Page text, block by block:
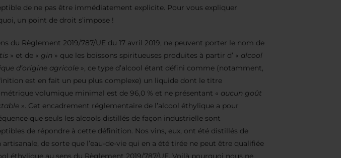
de ne pas être immédiatement explicite. Pour vous expliquer
un point de droit s’impose !
du Règlement 2019/787/UE du 17 avril 2019, ne peuvent porter le nom de
» et de « gin » que les boissons spiritueuses produites à partir d’ « alcool
d’origine agricole », ce type d’alcool étant défini comme (notamment,
est en fait un peu plus complexe) un liquide dont le titre
volumique minimal est de 96,0 % et ne présentant « aucun goût
». Cet encadrement réglementaire de l’alcool éthylique a pour
que seuls les alcools distillés de façon industrielle sont
de répondre à cette définition. Nos vins, eux, ont été distillés de
artisanale, de sorte que l’eau-de-vie qui en a été tirée ne peut être qualifiée
éthylique au sens du Règlement 2019/787/UE. Voilà pourquoi nous ne